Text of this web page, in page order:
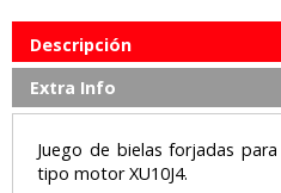
Descripción
Extra Info
Juego de bielas forjadas para
tipo motor XU10J4.